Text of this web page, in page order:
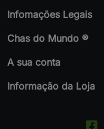
Infomações Legais
Chas do Mundo ®
A sua conta
Informação da Loja